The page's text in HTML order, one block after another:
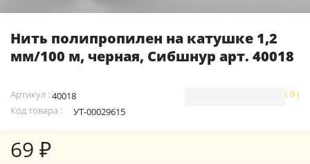
Нить полипропилен на катушке 1,2
мм/100 м, черная, Сибшнур арт. 40018
Артикул :40018
Код товара :
УТ-00029615
( 0 )
69 ₽